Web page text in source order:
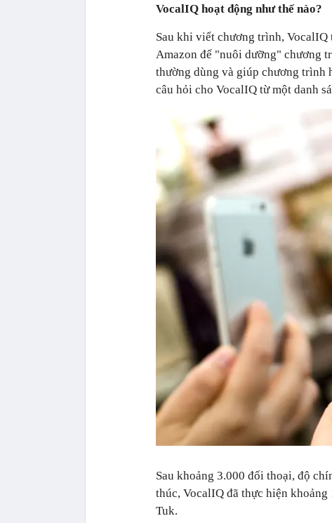
VocalIQ hoạt động như thế nào?
Sau khi viết chương trình, VocalIQ
Amazon để "nuôi dưỡng" chương
thường dùng và giúp chương trình
câu hỏi cho VocalIQ từ một danh
Sau khoảng 3.000 đối thoại, độ
thúc, VocalIQ đã thực hiện
Tuk.